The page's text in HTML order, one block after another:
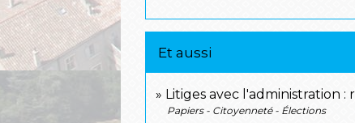
Et aussi
Litiges avec l'administration
Papiers - Citoyenneté - Élections